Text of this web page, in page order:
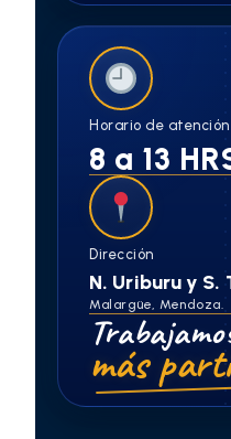
Horario de atención
8 a 13
Dirección
N. Uriburu y S.
Malargüe, Mendoza.
más